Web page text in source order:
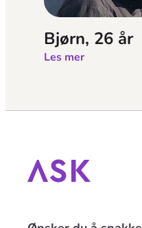
Bjørn, 26 år
Les mer